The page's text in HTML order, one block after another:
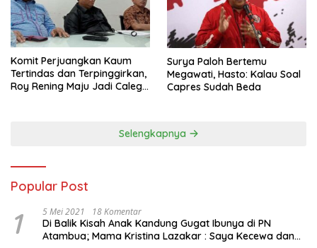
Komit Perjuangkan Kaum
Tertindas dan Terpinggirkan,
Roy Rening Maju Jadi Caleg
Surya Paloh Bertemu
Megawati, Hasto: Kalau Soal
Capres Sudah Beda
Selengkapnya
Popular Post
1 5 Mei 2021 18 Komentar
Di Balik Kisah Anak Kandung Gugat Ibunya di PN
Atambua; Mama Kristina Lazakar : Saya Kecewa dan